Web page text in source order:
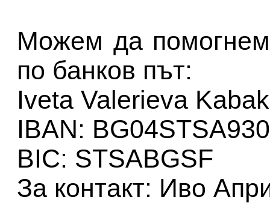
Можем да
по банков път:
Iveta Valerieva
IBAN:
BIC: STSABGSF
За контакт: Иво